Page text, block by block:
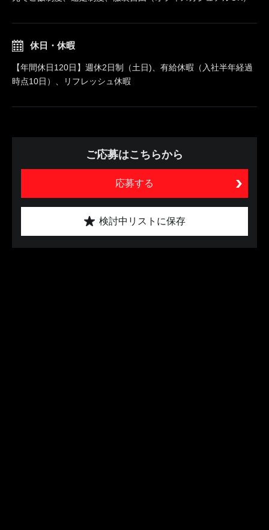
休日・休暇
【年間休日120日】週休2日制（土日)、有給休暇（入社半年経過
時点10日）、リフレッシュ休暇
ご応募はこちらから
応募する
検討中リストに保存